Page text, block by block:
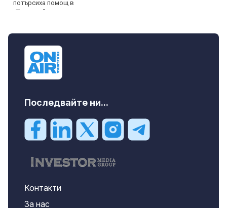
Последвайте ни...
Контакти
За нас